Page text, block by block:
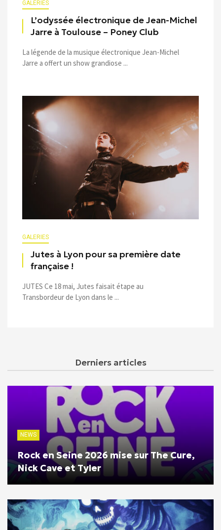
GALERIES
L’odyssée électronique de Jean-Michel
Jarre à Toulouse – Poney Club
La légende de la musique électronique Jean-Michel
Jarre a offert un show grandiose ...
GALERIES
Jutes à Lyon pour sa première date
française !
JUTES Ce 18 mai, Jutes faisait étape au
Transbordeur de Lyon dans le ...
Derniers articles
NEWS
Rock en Seine 2026 mise sur The Cure,
Nick Cave et Tyler